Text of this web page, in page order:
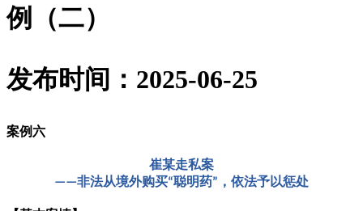
例（二）
发布时间：2025-06-25
案例六
崔某走私案
——非法从境外购买“聪明药” ，依法予以惩处